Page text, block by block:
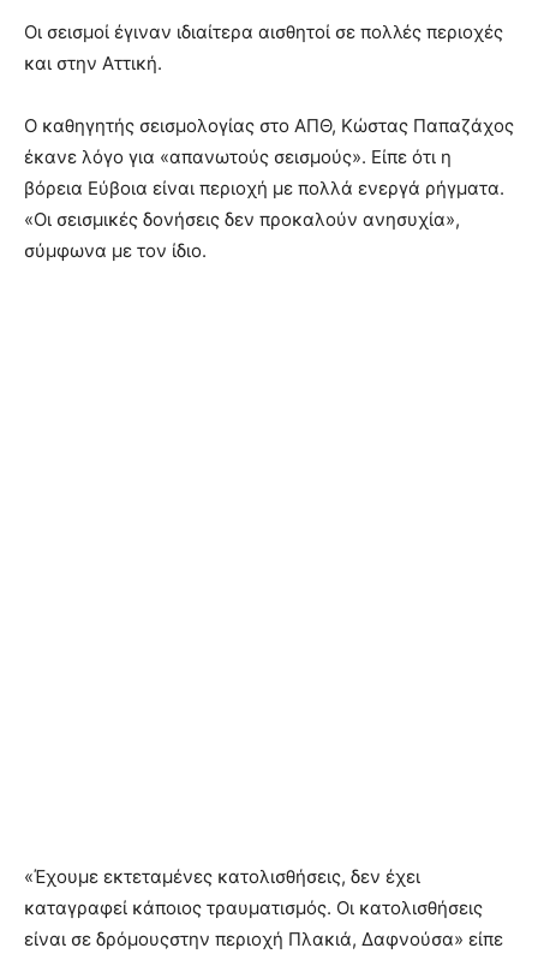
Οι σεισμοί έγιναν ιδιαίτερα αισθητοί σε πολλές περιοχές
και στην Αττική.
Ο καθηγητής σεισμολογίας στο ΑΠΘ, Κώστας Παπαζάχος
έκανε λόγο για «απανωτούς σεισμούς». Είπε ότι η
βόρεια Εύβοια είναι περιοχή με πολλά ενεργά ρήγματα.
«Οι σεισμικές δονήσεις δεν προκαλούν ανησυχία»,
σύμφωνα με τον ίδιο.
«Έχουμε εκτεταμένες κατολισθήσεις, δεν έχει
καταγραφεί κάποιος τραυματισμός. Οι κατολισθήσεις
είναι σε δρόμουςστην περιοχή Πλακιά, Δαφνούσα» είπε